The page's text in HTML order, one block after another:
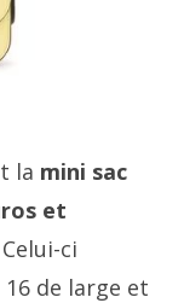
la mini sac
et
ci
de large et